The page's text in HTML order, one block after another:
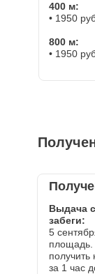
400 м:
• 1950
800 м:
• 1950
Выдача
забеги:
5
площадь.
за 1 час